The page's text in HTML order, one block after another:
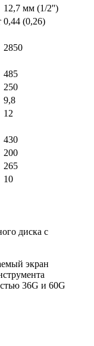
12,7 мм (1/2'')
0,44 (0,26)
2850
485
250
9,8
12
430
200
265
10
диска с
экран
36G и 60G